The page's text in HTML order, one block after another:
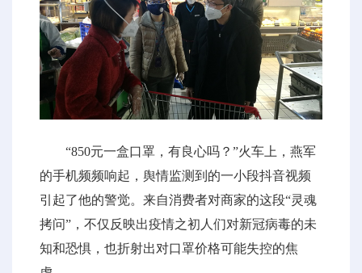
“850元一盒口罩，有良心吗？”火车上，燕军
的手机频频响起，舆情监测到的一小段抖音视频
引起了他的警觉。来自消费者对商家的这段“灵魂
拷问”，不仅反映出疫情之初人们对新冠病毒的未
知和恐惧，也折射出对口罩价格可能失控的焦